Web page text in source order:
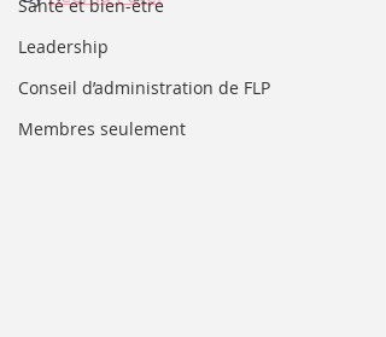
Santé et bien-être
Leadership
Conseil d’administration de FLP
Membres seulement